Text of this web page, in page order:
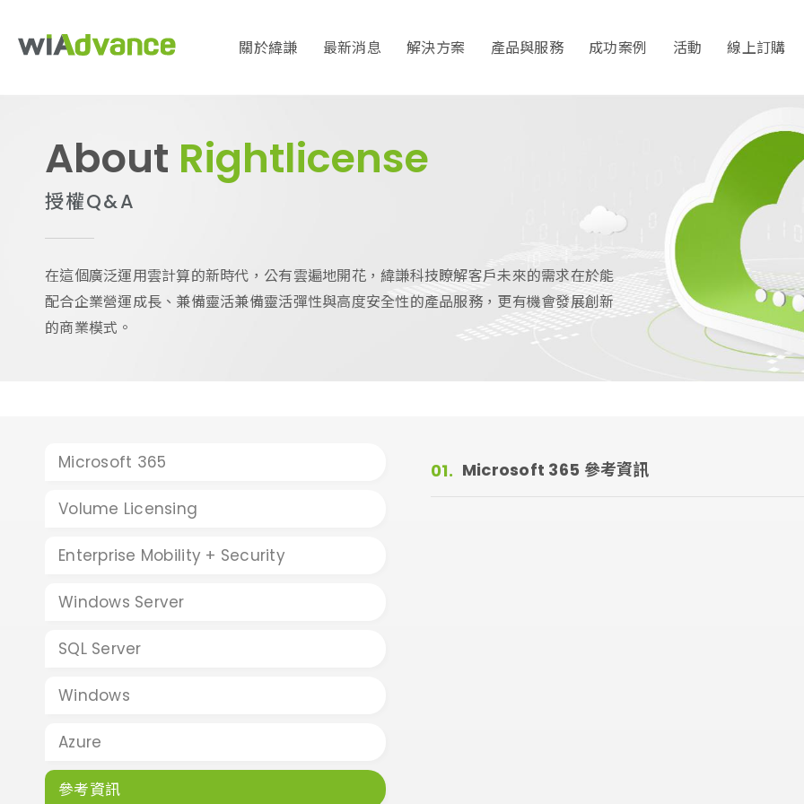
關於緯謙 最新消息 解決方案 產品與服務 成功案例 活動 線上訂購
About Rightlicense
授權Q&A
在這個廣泛運用雲計算的新時代，公有雲遍地開花，緯謙科技瞭解客戶未來的需求在於能
配合企業營運成長、兼備靈活兼備靈活彈性與高度安全性的產品服務，更有機會發展創新
的商業模式。
Microsoft 365
Volume Licensing
Enterprise Mobility + Security
Windows Server
SQL Server
Windows
Azure
參考資訊
01. Microsoft 365 參考資訊